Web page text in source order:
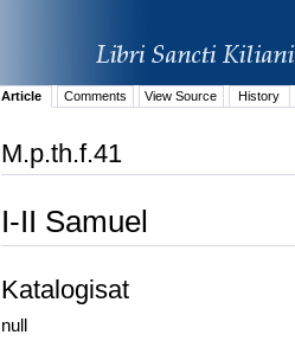
Article Comments View Source History
M.p.th.f.41
I-II Samuel
Katalogisat
null